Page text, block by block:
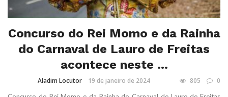
Concurso do Rei Momo e da Rainha
do Carnaval de Lauro de Freitas
acontece neste ...
Aladim Locutor 19 de janeiro de 2024 805 0